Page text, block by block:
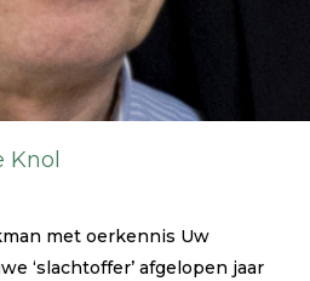
Knol
met oerkennis Uw
‘slachtoffer’ afgelopen jaar